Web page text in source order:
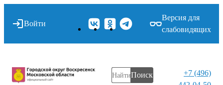
Войти
Версия для
слабовидящих
Поиск
+7 (496)